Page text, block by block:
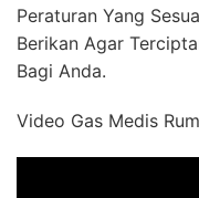
Peraturan Yang
Berikan Agar
Bagi Anda.
Video Gas Medis